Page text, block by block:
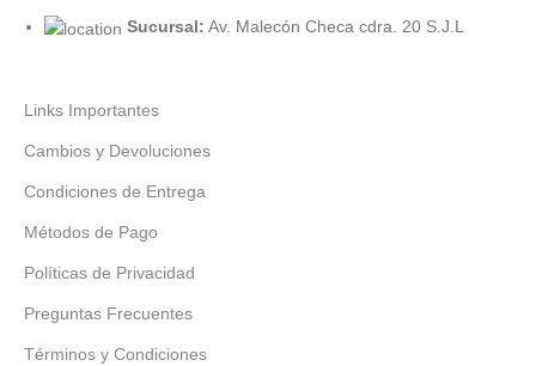
Sucursal: Av. Malecón Checa cdra. 20 S.J.L
Links Importantes
Cambios y Devoluciones
Condiciones de Entrega
Métodos de Pago
Políticas de Privacidad
Preguntas Frecuentes
Términos y Condiciones